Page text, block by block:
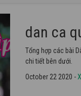
hat chau
Tuyển tập các ca
thể không nghe thử.
October 22 2020 -